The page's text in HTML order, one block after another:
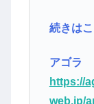
続きは
アゴラ
https://
web.jp/